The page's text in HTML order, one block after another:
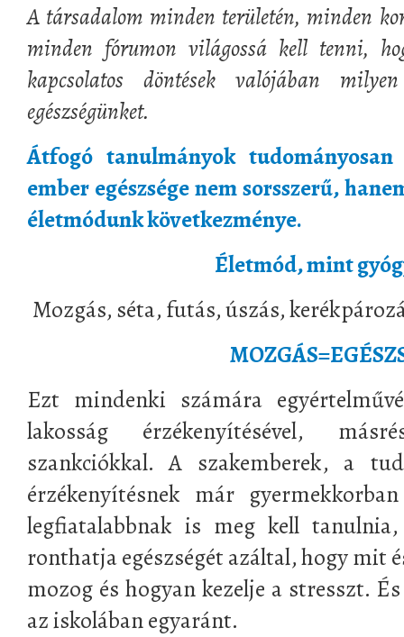
A társadalom minden területén, minden
minden fórumon világossá kell tenni,
kapcsolatos döntések valójában
egészségünket.
Átfogó tanulmányok
ember egészsége nem sorsszerű,
életmódunk következménye.
Életmód, mint
Mozgás, séta, futás, úszás,
Ezt mindenki számára
lakosság érzékenyítésével,
szankciókkal. A szakemberek, a
érzékenyítésnek már
legfiatalabbnak is meg kell
ronthatja egészségét azáltal, hogy mit
mozog és hogyan kezelje a stresszt.
az iskolában egyaránt.